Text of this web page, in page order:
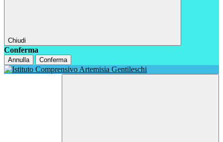
Chiudi
Conferma
Annulla Conferma